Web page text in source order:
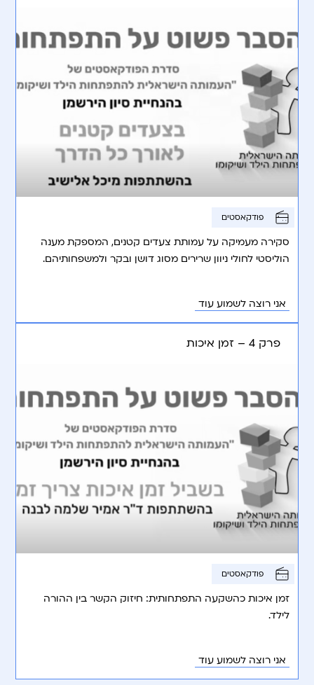
פודקאסטים
סקירה מעמיקה על עמותת צעדים קטנים, המספקת מענה
הוליסטי לחולי ניוון שרירים מסוג דושן ובקר ולמשפחותיהם.
אני רוצה לשמוע עוד
פרק 4 – זמן איכות
פודקאסטים
זמן איכות כהשקעה התפתחותית: חיזוק הקשר בין ההורה
לילד.
אני רוצה לשמוע עוד